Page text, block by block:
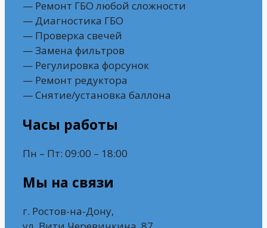
— Ремонт ГБО любой сложности
— Диагностика ГБО
— Проверка свечей
— Замена фильтров
— Регулировка форсунок
— Ремонт редуктора
— Снятие/установка баллона
Часы работы
Пн – Пт: 09:00 – 18:00
Мы на связи
г. Ростов-на-Дону,